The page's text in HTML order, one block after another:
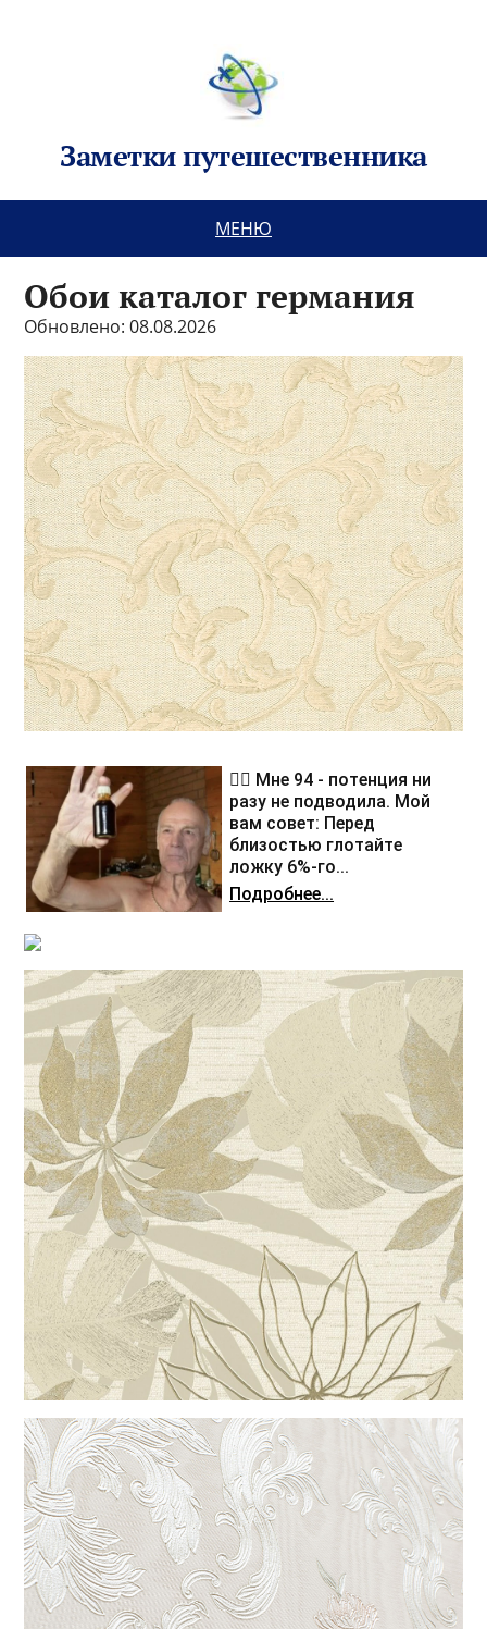
Заметки путешественника
МЕНЮ
Обои каталог германия
Обновлено: 08.08.2026
❤️‍🔥 Мне 94 - потенция ни
разу не подводила. Мой
вам совет: Перед
близостью глотайте
ложку 6%-го...
Подробнее...